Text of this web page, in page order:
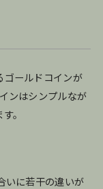
ゴールドコインが
ンはシンプルなが
。
いに若干の違いが